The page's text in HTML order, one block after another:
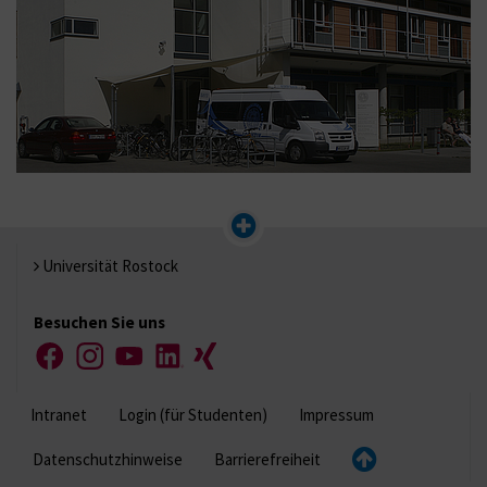
Universität Rostock
Besuchen Sie uns
FacebookInstagramYouTubeLinkedIn
Xing
Intranet Login (für Studenten) Impressum
Datenschutzhinweise Barrierefreiheit